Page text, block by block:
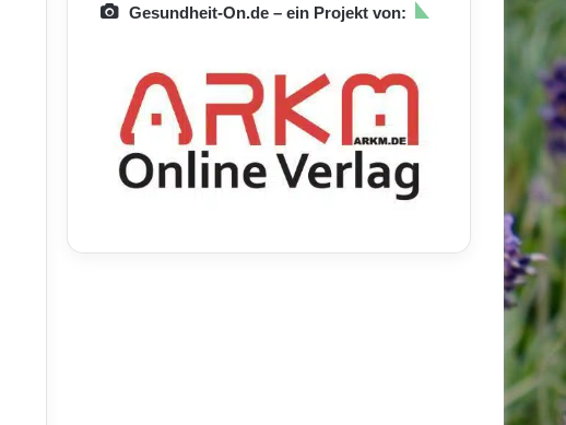
Gesundheit-On.de – ein Projekt von: